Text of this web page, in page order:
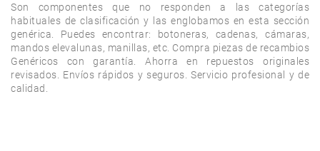
Son componentes que no responden a las categorías
habituales de clasificación y las englobamos en esta sección
genérica. Puedes encontrar: botoneras, cadenas, cámaras,
mandos elevalunas, manillas, etc. Compra piezas de recambios
Genéricos con garantía. Ahorra en repuestos originales
revisados. Envíos rápidos y seguros. Servicio profesional y de